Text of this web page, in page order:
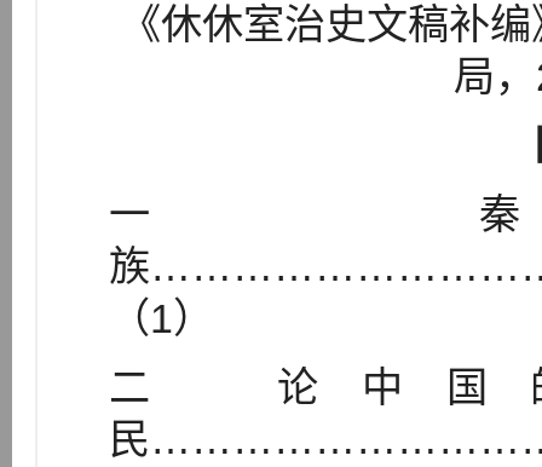
《休休室治史文稿补
局
一
族
（1）
二 论中国
民